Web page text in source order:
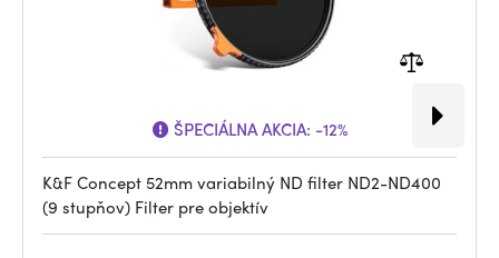
ŠPECIÁLNA AKCIA: -12%
K&F Concept 52mm variabilný ND filter ND2-ND400
(9 stupňov) Filter pre objektív